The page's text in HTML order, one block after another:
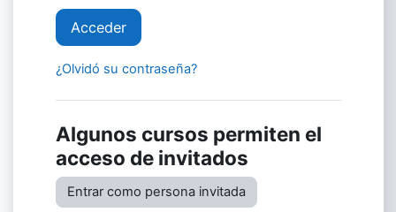
Acceder
¿Olvidó su contraseña?
Algunos cursos permiten el
acceso de invitados
Entrar como persona invitada